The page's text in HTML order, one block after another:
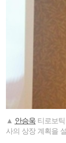
▲ 안승욱 티로보
사의 상장 계획을